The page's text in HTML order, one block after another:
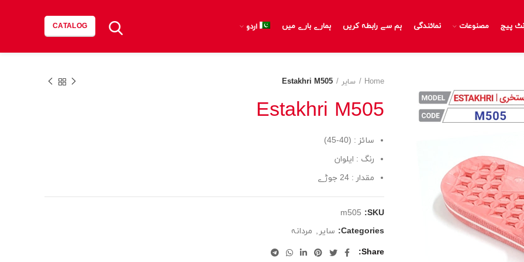
پیج مصنوعات نمائندگی ہم سے رابطہ کریں ہمارے بارے میں اردو CATALOG
Home سایر Estakhri M505
Estakhri M505
سائز : (40-45)
رنگ : ایلوان
مقدار : 24 جوڑے
SKU:
m505
Categories: سایر , مردانہ
Share